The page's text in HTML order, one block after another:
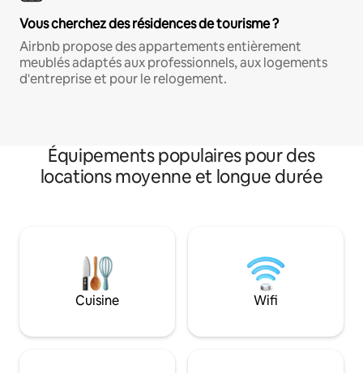
Vous cherchez des résidences de tourisme ?
Airbnb propose des appartements entièrement
meublés adaptés aux professionnels, aux logements
d'entreprise et pour le relogement.
Équipements populaires pour des
locations moyenne et longue durée
Cuisine Wifi